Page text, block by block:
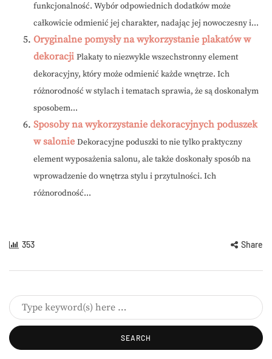
funkcjonalność. Wybór odpowiednich dodatków może
całkowicie odmienić jej charakter, nadając jej nowoczesny i...
Oryginalne pomysły na wykorzystanie plakatów w
dekoracji Plakaty to niezwykle wszechstronny element
dekoracyjny, który może odmienić każde wnętrze. Ich
różnorodność w stylach i tematach sprawia, że są doskonałym
sposobem...
Sposoby na wykorzystanie dekoracyjnych poduszek
w salonie Dekoracyjne poduszki to nie tylko praktyczny
element wyposażenia salonu, ale także doskonały sposób na
wprowadzenie do wnętrza stylu i przytulności. Ich
różnorodność...
353 Share